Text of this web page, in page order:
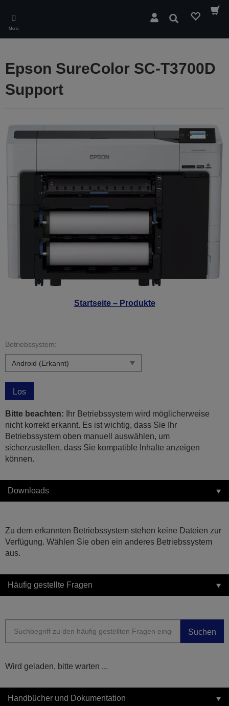
main
content
Menü
Suchen
Startseite – Produkte
Epson SureColor SC-T3700D
Support
Betriebssystem:
Los
Bitte beachten: Ihr Betriebssystem wird möglicherweise
nicht korrekt erkannt. Es ist wichtig, dass Sie Ihr
Betriebssystem oben manuell auswählen, um
sicherzustellen, dass Sie kompatible Inhalte anzeigen
können.
Downloads
Zu dem erkannten Betriebssystem stehen keine Dateien zur
Verfügung. Wählen Sie oben ein anderes Betriebssystem
aus.
Häufig gestellte Fragen
Suchen
Wird geladen, bitte warten ...
Handbücher und Dokumentation